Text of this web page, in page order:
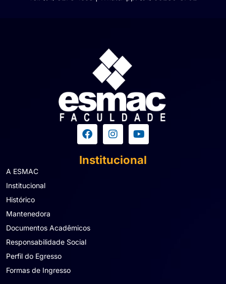
Institucional
A ESMAC
Institucional
Histórico
Mantenedora
Documentos Acadêmicos
Responsabilidade Social
Perfil do Egresso
Formas de Ingresso